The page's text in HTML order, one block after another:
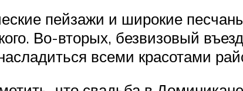
пейзажи и широкие
Во-вторых, безвизовый
всеми красотами